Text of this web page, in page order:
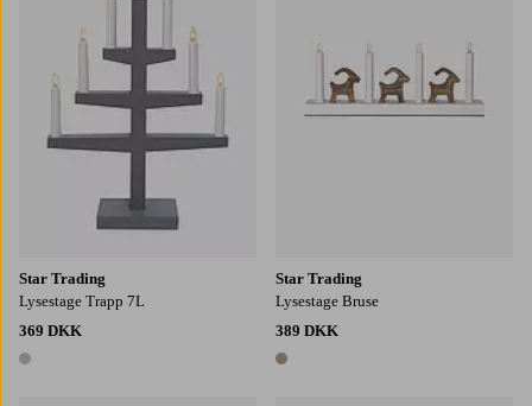
Star Trading
Lysestage Trapp 7L
369 DKK
1 farve
Star Trading
Lysestage Bruse
389 DKK
1 farve